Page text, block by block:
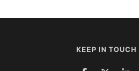
KEEP IN TOUCH